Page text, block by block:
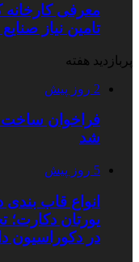
معرفی کارخانه
تامین نیاز
پربازدید هفته
2 روز پیش
فراخوان ساخت
شد
5 روز پیش
انواع قاب
یورتان
در دکوراسیون